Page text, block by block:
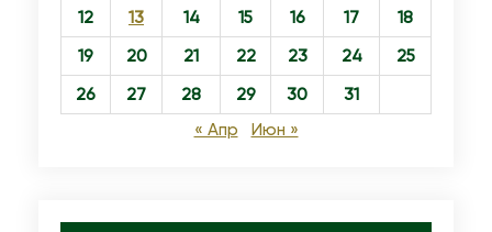
12
13 14 15 16 17
18
19
20 21 22 23 24
25
26
27 28 29 30
31
« Апр
Июн »